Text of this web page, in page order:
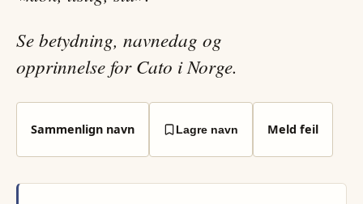
Se betydning, navnedag og
opprinnelse for Cato i Norge.
Sammenlign navn Lagre navn Meld feil